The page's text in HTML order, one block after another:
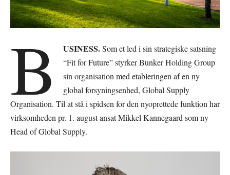
B USINESS.Som et led i sin strategiske satsning
“Fit for Future” styrker Bunker Holding Group
sin organisation med etableringen af en ny
global forsyningsenhed, Global Supply
Organisation. Til at stå i spidsen for den nyoprettede funktion har
virksomheden pr. 1. august ansat Mikkel Kannegaard som ny
Head of Global Supply.